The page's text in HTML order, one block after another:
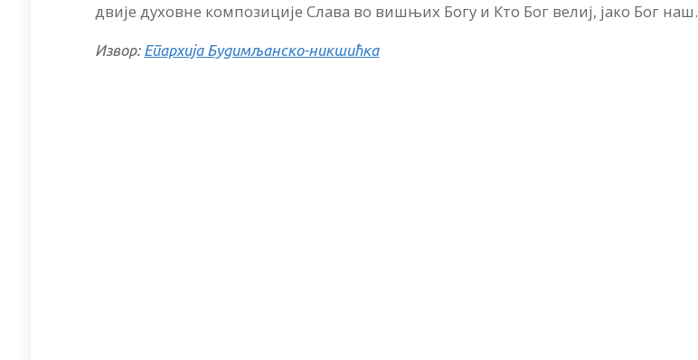
двије духовне композиције Слава во вишњих Богу и Кто Бог велиј, јако Бог наш.
Извор: Епархија Будимљанско-никшићка